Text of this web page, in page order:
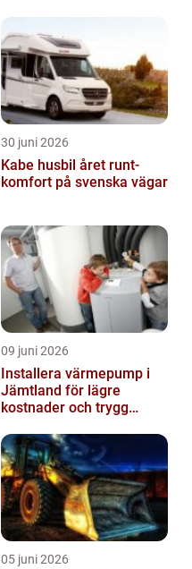
30 juni 2026
Kabe husbil året runt-
komfort på svenska vägar
09 juni 2026
Installera värmepump i
Jämtland för lägre
kostnader och trygg
05 juni 2026